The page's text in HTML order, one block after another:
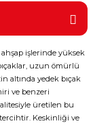
işlerinde yüksek
uzun ömürlü
altında yedek bıçak
ve benzeri
üretilen bu
tercihtir. Keskinliği ve